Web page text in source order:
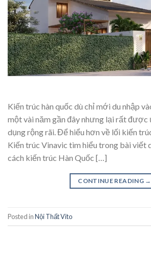
Kiến trúc hàn quốc dù chỉ mới du nhập
một vài năm gần đây nhưng lại rất được
dụng rộng rãi. Để hiểu hơn về lối kiến
Kiến trúc Vinavic tìm hiểu trong bài viết
cách kiến trúc Hàn Quốc […]
CONTINUE READING →
Posted inNội Thất Vito